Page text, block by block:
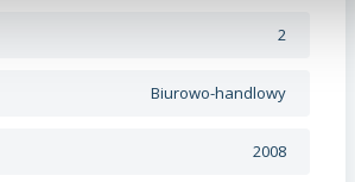
2
Biurowo-handlowy
2008